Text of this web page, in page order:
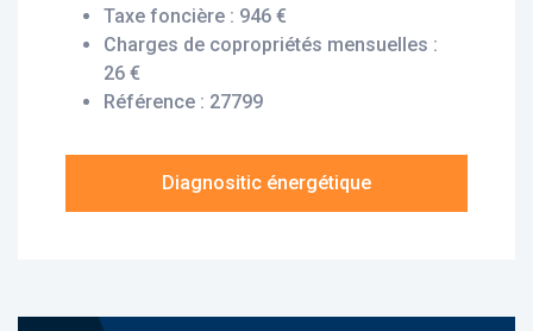
Description du bien :
Cet appartement T2 situé au rez-de-chaussée
offre un agencement fonctionnel et optimisé
principales, une salle d'eau et des wc. Une
cave située au sous-sol complète ce bien.
résidence Seniors, idéalement située à
Taxe foncière : 946 €
Charges de copropriétés mensuelles :
26 €
Référence : 27799
Diagnositic énergétique